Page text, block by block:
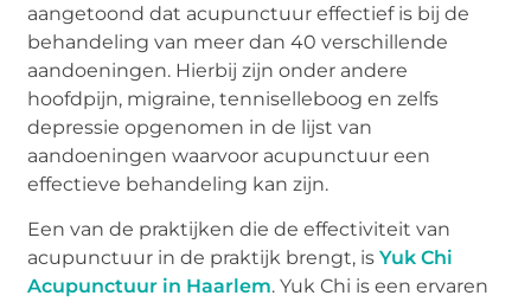
aangetoond dat acupunctuur effectief is bij de
behandeling van meer dan 40 verschillende
aandoeningen. Hierbij zijn onder andere
hoofdpijn, migraine, tenniselleboog en zelfs
depressie opgenomen in de lijst van
aandoeningen waarvoor acupunctuur een
effectieve behandeling kan zijn.
Een van de praktijken die de effectiviteit van
acupunctuur in de praktijk brengt, isYuk Chi
Acupunctuur in Haarlem. Yuk Chi is een ervaren